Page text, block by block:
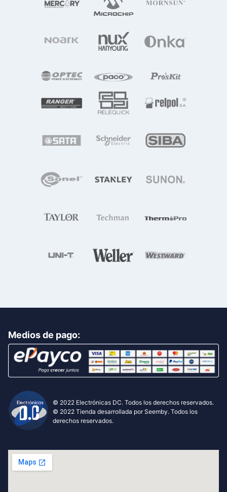
Medios de pago:
© 2022 Electrónicas DC. Todos los derechos reservados.
© 2022 Tienda desarrollada por Seemby. Todos los
derechos reservados.